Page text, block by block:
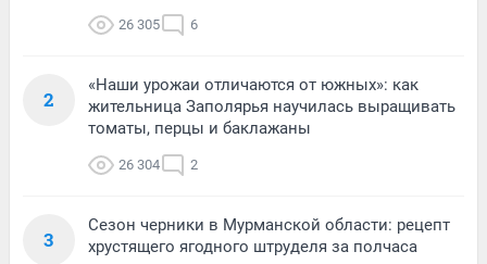
26 305 6
2
«Наши урожаи отличаются от южных»: как
жительница Заполярья научилась выращивать
томаты, перцы и баклажаны
26 304 2
3
Сезон черники в Мурманской области: рецепт
хрустящего ягодного штруделя за полчаса